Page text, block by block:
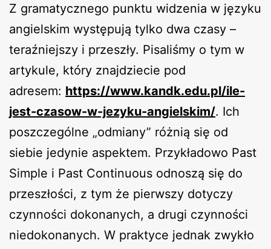
Z gramatycznego punktu widzenia w języku
angielskim występują tylko dwa czasy –
teraźniejszy i przeszły. Pisaliśmy o tym w
artykule, który znajdziecie pod
adresem: https://www.kandk.edu.pl/ile-
jest-czasow-w-jezyku-angielskim/. Ich
poszczególne „odmiany” różnią się od
siebie jedynie aspektem. Przykładowo Past
Simple i Past Continuous odnoszą się do
przeszłości, z tym że pierwszy dotyczy
czynności dokonanych, a drugi czynności
niedokonanych. W praktyce jednak zwykło